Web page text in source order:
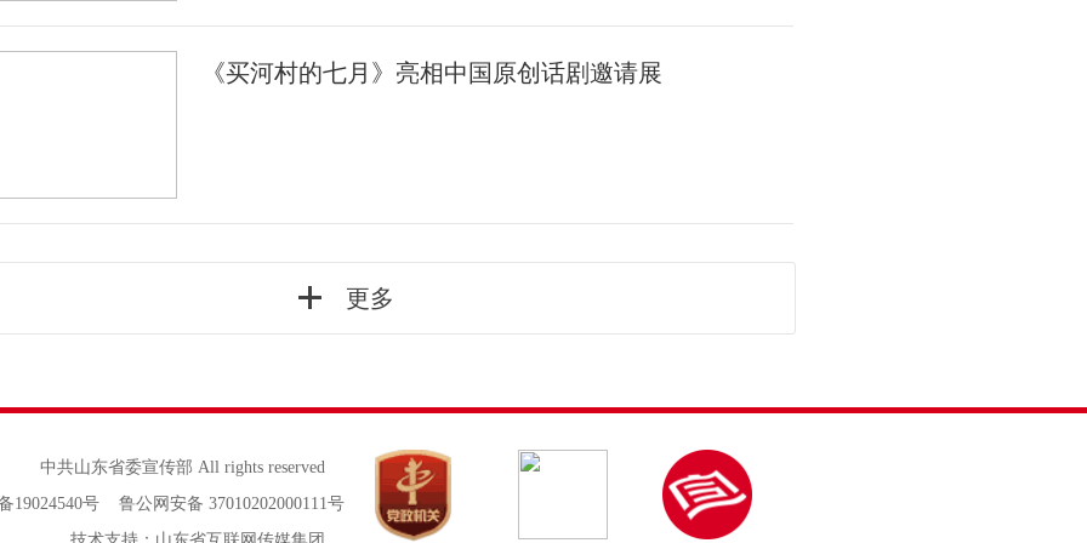
《买河村的七月》亮相中国原创话剧邀请展
更多
中共山东省委宣传部 All rights reserved
19024540号 鲁公网安备 37010202000111号